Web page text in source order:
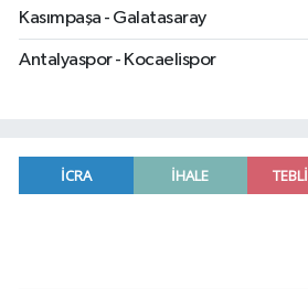
Kasımpaşa - Galatasaray
Antalyaspor - Kocaelispor